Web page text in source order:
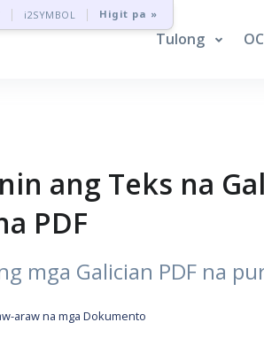
i2SYMBOL Higit pa »
Tulong
ang Teks na
PDF
mga Galician PDF na
araw na mga Dokumento